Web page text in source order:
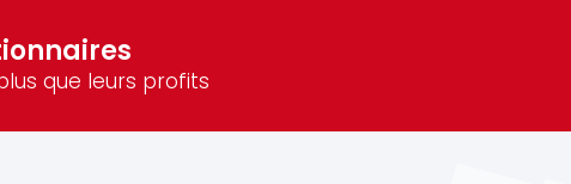
que leurs profits